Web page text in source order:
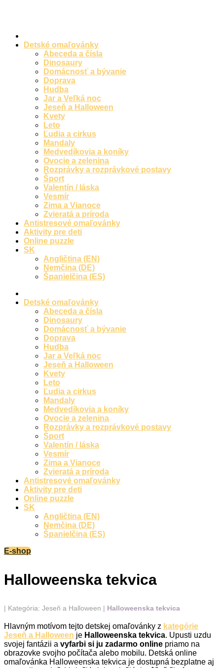
Detské omaľovánky
Abeceda a čísla
Dinosaury
Domácnosť a bývanie
Doprava
Hudba
Jar a Veľká noc
Jeseň a Halloween
Kvety
Leto
Ľudia a cirkus
Mandaly
Medvedíkovia a koníky
Ovocie a zelenina
Rozprávky a rozprávkové postavy
Šport
Valentín / láska
Vesmír
Zima a Vianoce
Zvieratá a príroda
Antistresové omaľovánky
Aktivity pre deti
Online puzzle
SK
Angličtina (EN)
Nemčina (DE)
Španielčina (ES)
Detské omaľovánky
Abeceda a čísla
Dinosaury
Domácnosť a bývanie
Doprava
Hudba
Jar a Veľká noc
Jeseň a Halloween
Kvety
Leto
Ľudia a cirkus
Mandaly
Medvedíkovia a koníky
Ovocie a zelenina
Rozprávky a rozprávkové postavy
Šport
Valentín / láska
Vesmír
Zima a Vianoce
Zvieratá a príroda
Antistresové omaľovánky
Aktivity pre deti
Online puzzle
SK
Angličtina (EN)
Nemčina (DE)
Španielčina (ES)
E-shop
Halloweenska tekvica
| Kategória: Jeseň a Halloween | Halloweenska tekvica
Hlavným motívom tejto detskej omaľovánky z kategórie
Jeseň a Halloween je Halloweenska tekvica. Upusti uzdu
svojej fantázii a vyfarbi si ju zadarmo online priamo na
obrazovke svojho počítača alebo mobilu. Detská online
omaľovánka Halloweenska tekvica je dostupná bezplatne aj